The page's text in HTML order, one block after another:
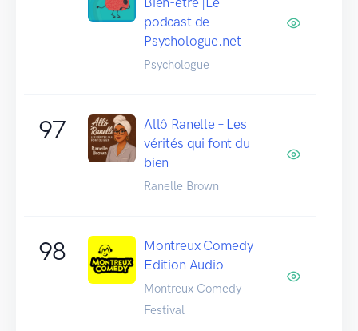
podcast de
Psychologue.net
Psychologue
97
Allô Ranelle – Les
vérités qui font du
bien
Ranelle Brown
98
Montreux Comedy
Edition Audio
Montreux Comedy
Festival